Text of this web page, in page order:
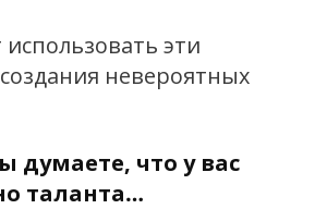
эти
невероятных
думаете, что у вас
таланта…